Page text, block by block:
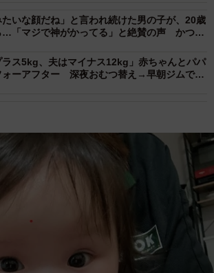
たいな顔だね」と言われ続けた男の子が、20歳
…「マジで神がかってる」と絶賛の声 かつて
ラス5kg、夫はマイナス12kg」赤ちゃんとパパ
ォーアフター 深夜おむつ替え→早朝ジムでバ